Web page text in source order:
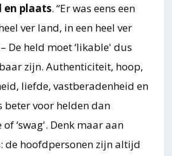
en plaats. “Er was eens een
ver land, in een heel ver
De held moet ‘likable' dus
zijn. Authenticiteit, hoop,
liefde, vastberadenheid en
beter voor helden dan
‘swag'. Denk maar aan
de hoofdpersonen zijn altijd